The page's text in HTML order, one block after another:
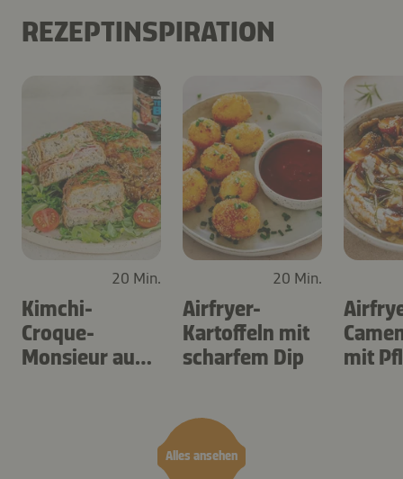
REZEPTINSPIRATION
Alles ansehen
20 Min.
Kimchi-
Croque-
Monsieur aus
20 Min.
Airfryer-
Kartoffeln mit
scharfem Dip
mit